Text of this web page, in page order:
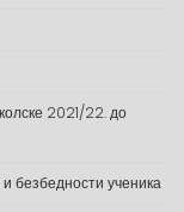
2021/22. до
безбедности ученика